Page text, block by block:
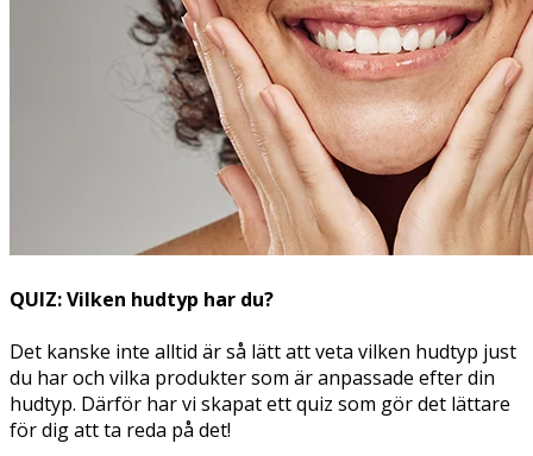
QUIZ: Vilken hudtyp har du?
Det kanske inte alltid är så lätt att veta vilken hudtyp just
du har och vilka produkter som är anpassade efter din
hudtyp. Därför har vi skapat ett quiz som gör det lättare
för dig att ta reda på det!